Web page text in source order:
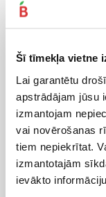
Šī tīmekļa vietne
Lai garantētu
apstrādājam jūsu
izmantojam
vai novērošanas
tiem nepiekrītat.
izmantotajām
ievākto